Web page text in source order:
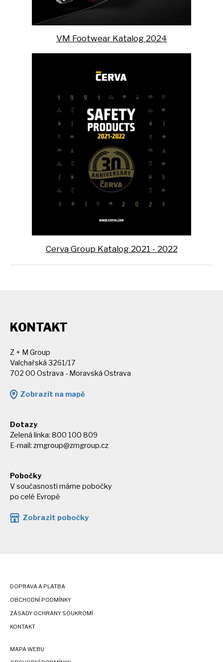
VM Footwear Katalog 2024
Cerva Group Katalog 2021 - 2022
KONTAKT
Z + M Group
Valchařská 3261/17
702 00 Ostrava - Moravská Ostrava
Zobrazit na mapě
Dotazy
Zelená linka: 800 100 809
E-mail: zmgroup@zmgroup.cz
Pobočky
V současnosti máme pobočky
po celé Evropě
Zobrazit pobočky
DOPRAVA A PLATBA
OBCHODNÍ PODMÍNKY
ZÁSADY OCHRANY SOUKROMÍ
KONTAKT
MAPA WEBU